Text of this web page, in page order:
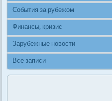
События за рубежом
Финансы, кризис
Зарубежные новости
Все записи